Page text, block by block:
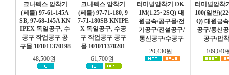
크니펙스 압착기
(페룰) 97-61-145A
SB, 97-68-145A KN
IPEX 독일공구, 수
공구 작업공구 공
구몰 101011370198
48,500원
크니펙스 압착기
(페룰) 97-71-180, 9
7-71-180SB KNIPE
X 독일공구, 수공
구 작업공구 공구
몰 101011370201
61,700원
터미널압착기 DK-
1M(1.25~2SQ) 대
원금속/공구몰/전
기공구/전설공구/
통신공구/수공구
20,430원
터미널압착
100(일반
Q) 대원금
공구/통신
공구/압
109,040